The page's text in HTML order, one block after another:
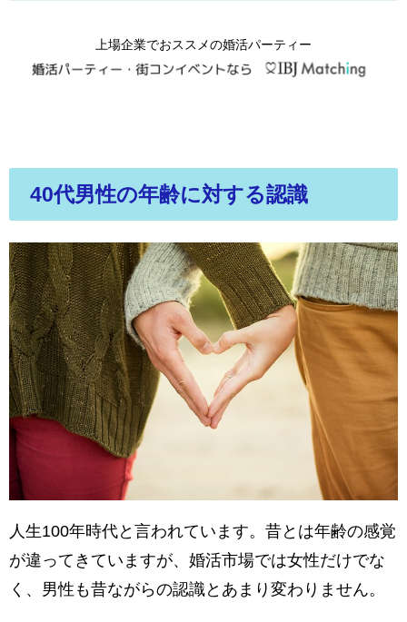
上場企業でおススメの婚活パーティー
40代男性の年齢に対する認識
人生100年時代と言われています。昔とは年齢の感覚
が違ってきていますが、婚活市場では女性だけでな
く、男性も昔ながらの認識とあまり変わりません。